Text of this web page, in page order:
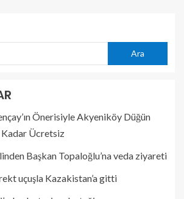
Ara
Önerisiyle Akyeniköy Düğün
Kadar Ücretsiz
Başkan Topaloğlu’na veda ziyareti
uçuşla Kazakistan’a gitti